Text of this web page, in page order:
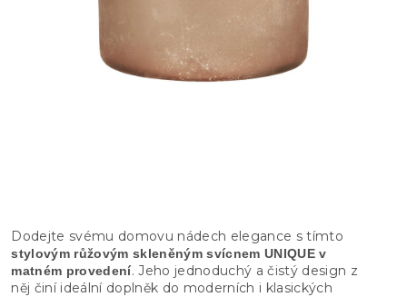
Dodejte svému domovu nádech elegance s tímto
stylovým růžovým skleněným svícnem UNIQUE v
matném provedení. Jeho jednoduchý a čistý design z
něj činí ideální doplněk do moderních i klasických